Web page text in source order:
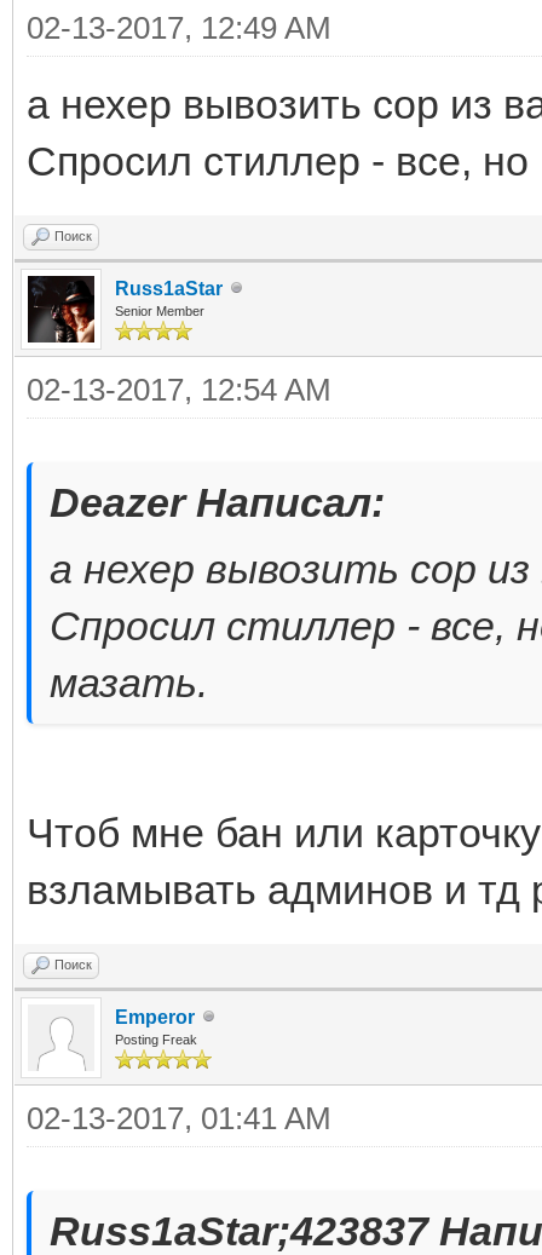
02-13-2017, 12:49 AM
а нехер вывозить сор из
Спросил стиллер - все,
Поиск
Russ1aStar
Senior Member
02-13-2017, 12:54 AM
Deazer Написал:
а нехер вывозить сор
Спросил стиллер - все,
мазать.
Чтоб мне бан или
взламывать админов и
Поиск
Emperor
Posting Freak
02-13-2017, 01:41 AM
Russ1aStar;423837